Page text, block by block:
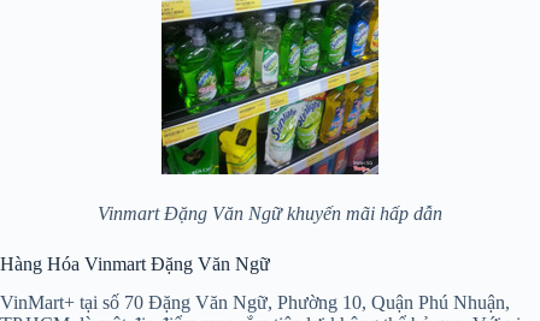
Vinmart Đặng Văn Ngữ khuyến mãi hấp dẫn
Hàng Hóa Vinmart Đặng Văn Ngữ
VinMart+ tại số 70 Đặng Văn Ngữ, Phường 10, Quận Phú Nhuận,